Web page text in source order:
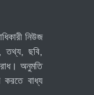
নিউজ
তথ্য, ছবি,
অনুমতি
করতে বাধ্য